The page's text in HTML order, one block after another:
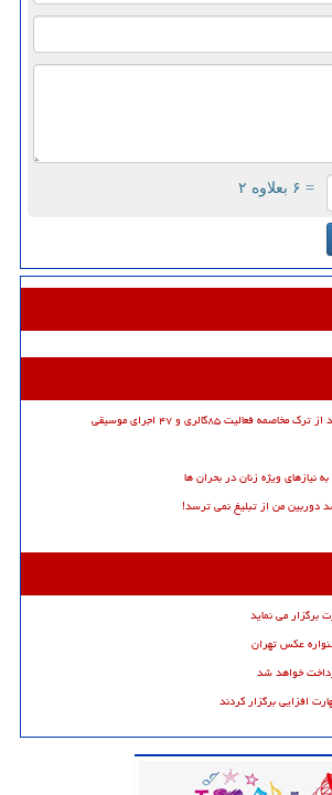
= ۶ بعلاوه ۲
۸۵گالری و ۴۷ اجرای موسیقی
نیازهای ویژه زنان در بحران ها
دوربین من از تبلیغ نمی ترسد!
برگزار می نماید
عکس تهران